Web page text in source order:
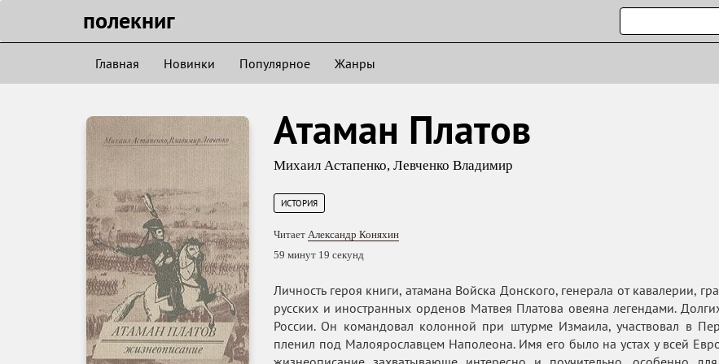
полекниг
Главная Новинки Популярное Жанры
Атаман Платов
Михаил Астапенко, Левченко Владимир
ИСТОРИЯ
Читает Александр Коняхин
59 минут 19 секунд
Личность героя книги, атамана Войска Донского, генерала от кавалерии,
русских и иностранных орденов Матвея Платова овеяна легендами.
России. Он командовал колонной при штурме Измаила, участвовал в
пленил под Малоярославцем Наполеона. Имя его было на устах у всей